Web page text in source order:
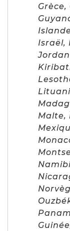
Israël,
Malte,